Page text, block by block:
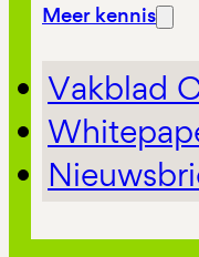
Meer kennis
Vakblad